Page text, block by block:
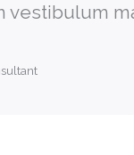
vestibulum